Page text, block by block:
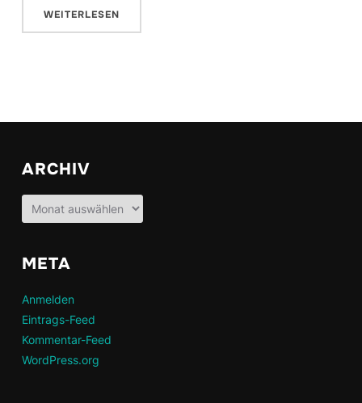
WEITERLESEN
ARCHIV
Archiv
META
Anmelden
Eintrags-Feed
Kommentar-Feed
WordPress.org